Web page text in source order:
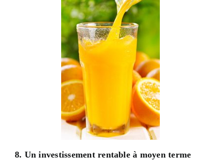
8. Un investissement rentable à moyen terme